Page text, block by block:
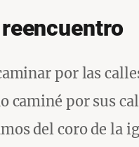
por las
caminé por sus
del coro de la